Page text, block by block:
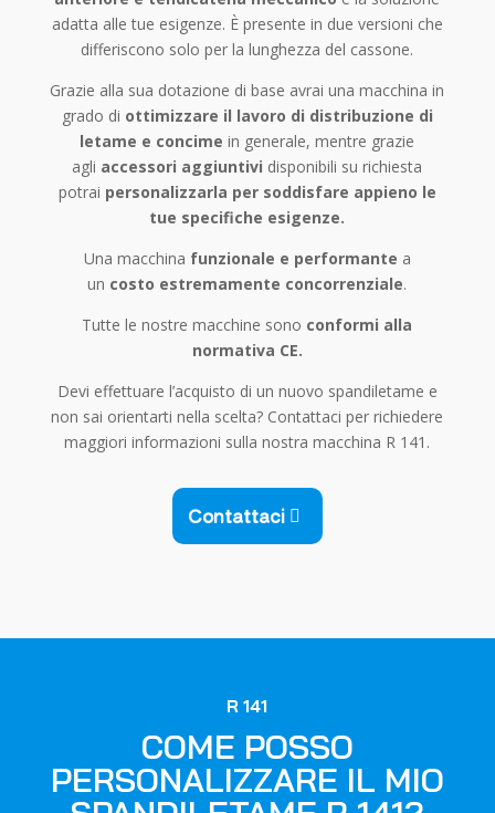
adatta alle tue esigenze. È presente in due versioni che
differiscono solo per la lunghezza del cassone.
Grazie alla sua dotazione di base avrai una macchina in
grado di ottimizzare il lavoro di distribuzione di
letame e concime in generale, mentre grazie
agli accessori aggiuntivi disponibili su richiesta
potrai personalizzarla per soddisfare appieno le
tue specifiche esigenze.
Una macchina funzionale e performante a
un costo estremamente concorrenziale.
Tutte le nostre macchine sono conformi alla
normativa CE.
Devi effettuare l’acquisto di un nuovo spandiletame e
non sai orientarti nella scelta? Contattaci per richiedere
maggiori informazioni sulla nostra macchina R 141.
Contattaci
R 141
COME POSSO
PERSONALIZZARE IL MIO